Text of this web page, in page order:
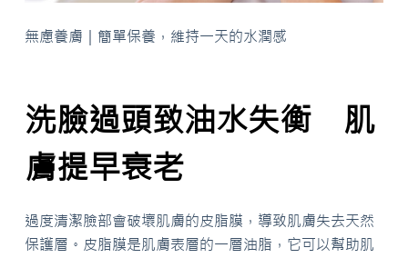
無慮養膚｜簡單保養，維持一天的水潤感
洗臉過頭致油水失衡 肌
膚提早衰老
過度清潔臉部會破壞肌膚的皮脂膜，導致肌膚失去天然
保護層。皮脂膜是肌膚表層的一層油脂，它可以幫助肌